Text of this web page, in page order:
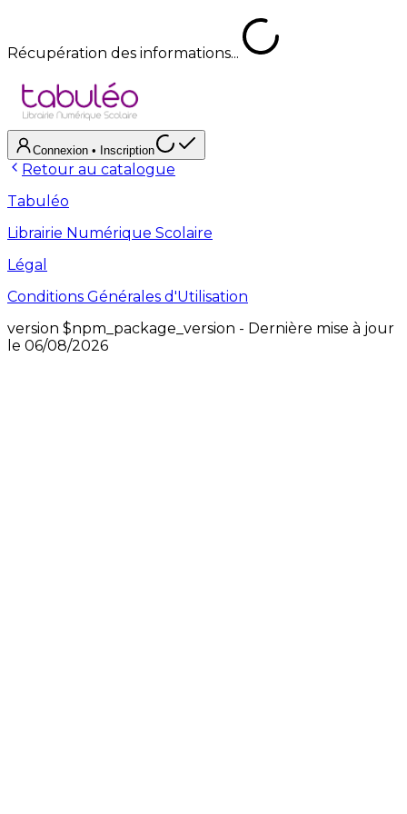
Récupération des informations...
Connexion • Inscription
Retour au catalogue
Tabuléo
Librairie Numérique Scolaire
Légal
Conditions Générales d'Utilisation
version $npm_package_version - Dernière mise à jour
le 06/08/2026